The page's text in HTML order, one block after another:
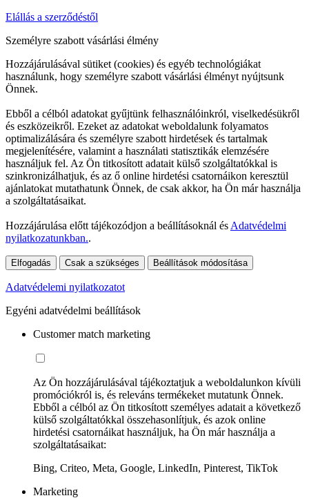
Elállás a szerződéstől
Személyre szabott vásárlási élmény
Hozzájárulásával sütiket (cookies) és egyéb technológiákat
használunk, hogy személyre szabott vásárlási élményt nyújtsunk
Önnek.
Ebből a célból adatokat gyűjtünk felhasználóinkról, viselkedésükről
és eszközeikről. Ezeket az adatokat weboldalunk folyamatos
optimalizálására és személyre szabott hirdetések és tartalmak
megjelenítésére, valamint a használati statisztikák elemzésére
használjuk fel. Az Ön titkosított adatait külső szolgáltatókkal is
szinkronizálhatjuk, és az ő online hirdetési csatornáikon keresztül
ajánlatokat mutathatunk Önnek, de csak akkor, ha Ön már használja
a szolgáltatásaikat.
Hozzájárulása előtt tájékozódjon a beállításoknál és Adatvédelmi
nyilatkozatunkban..
Elfogadás Csak a szükséges Beállítások módosítása
Adatvédelemi nyilatkozatot
Egyéni adatvédelmi beállítások
Customer match marketing
Az Ön hozzájárulásával tájékoztatjuk a weboldalunkon kívüli
promóciókról is, és releváns termékeket mutatunk Önnek.
Ebből a célból az Ön titkosított személyes adatait a következő
külső szolgáltatókkal összehasonlítjuk, és azok online
hirdetési csatornáikat használjuk, ha Ön már használja a
szolgáltatásaikat:
Bing, Criteo, Meta, Google, LinkedIn, Pinterest, TikTok
Marketing